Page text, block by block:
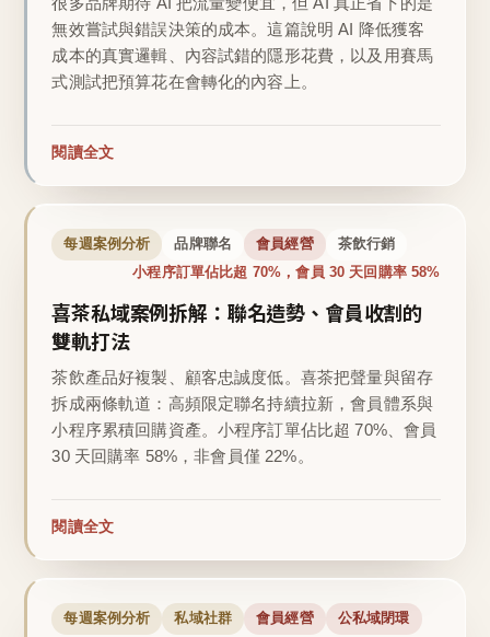
無效嘗試與錯誤決策的成本。這篇說明 AI 降低獲客
成本的真實邏輯、內容試錯的隱形花費，以及用賽馬
式測試把預算花在會轉化的內容上。
閱讀全文
每週案例分析 品牌聯名 會員經營 茶飲行銷
小程序訂單佔比超 70%，會員 30 天回購率 58%
喜茶私域案例拆解：聯名造勢、會員收割的
雙軌打法
茶飲產品好複製、顧客忠誠度低。喜茶把聲量與留存
拆成兩條軌道：高頻限定聯名持續拉新，會員體系與
小程序累積回購資產。小程序訂單佔比超 70%、會員
30 天回購率 58%，非會員僅 22%。
閱讀全文
每週案例分析 私域社群 會員經營 公私域閉環